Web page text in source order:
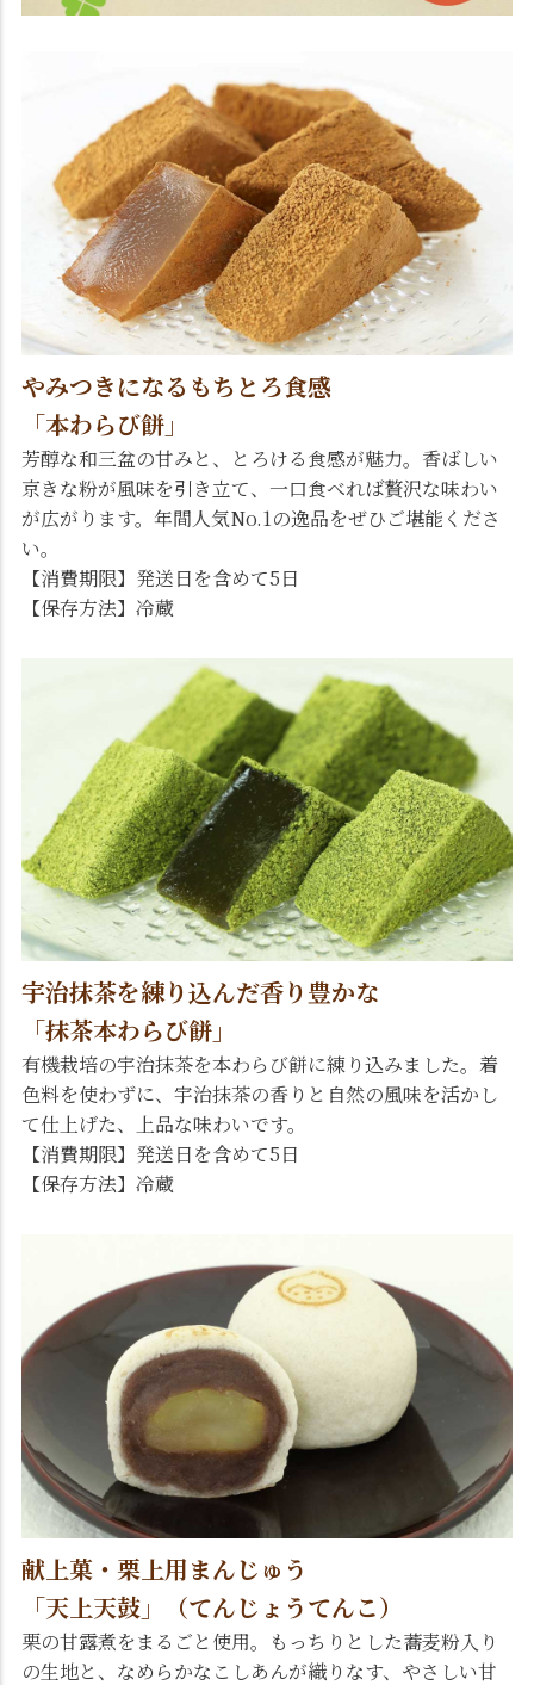
やみつきになるもちとろ食感
「本わらび餅」
芳醇な和三盆の甘みと、とろける食感が魅力。香ばしい
京きな粉が風味を引き立て、一口食べれば贅沢な味わい
が広がります。年間人気No.1の逸品をぜひご堪能くださ
い。
【消費期限】発送日を含めて5日
【保存方法】冷蔵
宇治抹茶を練り込んだ香り豊かな
「抹茶本わらび餅」
有機栽培の宇治抹茶を本わらび餅に練り込みました。着
色料を使わずに、宇治抹茶の香りと自然の風味を活かし
て仕上げた、上品な味わいです。
【消費期限】発送日を含めて5日
【保存方法】冷蔵
献上菓・栗上用まんじゅう
「天上天鼓」（てんじょうてんこ）
栗の甘露煮をまるごと使用。もっちりとした蕎麦粉入り
の生地と、なめらかなこしあんが織りなす、やさしい甘